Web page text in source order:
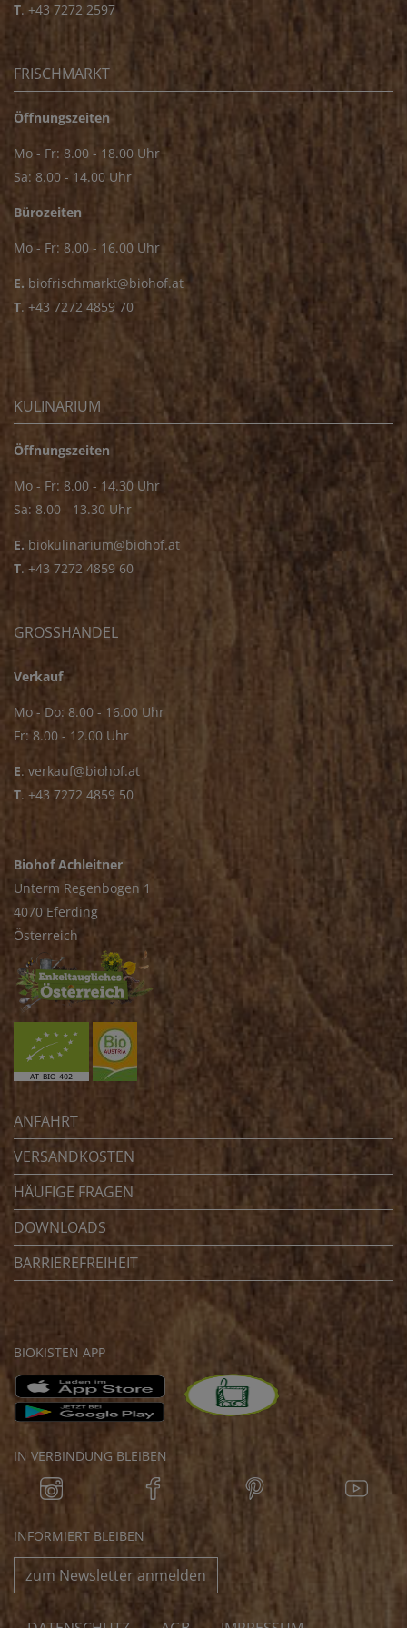
T. +43 7272 2597
FRISCHMARKT
Öffnungszeiten
Mo - Fr: 8.00 - 18.00 Uhr
Sa: 8.00 - 14.00 Uhr
Bürozeiten
Mo - Fr: 8.00 - 16.00 Uhr
E. biofrischmarkt@biohof.at
T. +43 7272 4859 70
KULINARIUM
Öffnungszeiten
Mo - Fr: 8.00 - 14.30 Uhr
Sa: 8.00 - 13.30 Uhr
E. biokulinarium@biohof.at
T. +43 7272 4859 60
GROSSHANDEL
Verkauf
Mo - Do: 8.00 - 16.00 Uhr
Fr: 8.00 - 12.00 Uhr
E. verkauf@biohof.at
T. +43 7272 4859 50
Biohof Achleitner
Unterm Regenbogen 1
4070 Eferding
Österreich
ANFAHRT
VERSANDKOSTEN
HÄUFIGE FRAGEN
DOWNLOADS
BARRIEREFREIHEIT
BIOKISTEN APP
IN VERBINDUNG BLEIBEN
INFORMIERT BLEIBEN
zum Newsletter anmelden